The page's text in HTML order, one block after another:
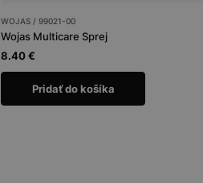
WOJAS / 99021-00
Wojas Multicare Sprej
8.40 €
Pridať do košíka